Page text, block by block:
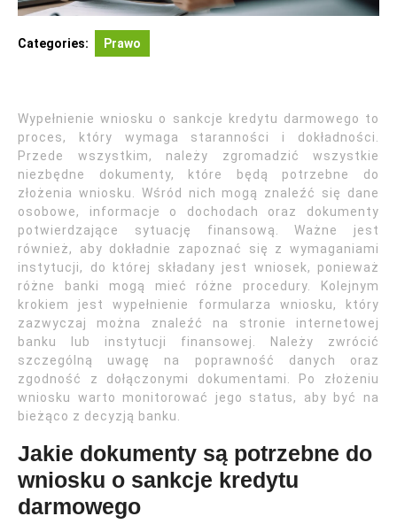
Categories: Prawo
Wypełnienie wniosku o sankcje kredytu darmowego to
proces, który wymaga staranności i dokładności.
Przede wszystkim, należy zgromadzić wszystkie
niezbędne dokumenty, które będą potrzebne do
złożenia wniosku. Wśród nich mogą znaleźć się dane
osobowe, informacje o dochodach oraz dokumenty
potwierdzające sytuację finansową. Ważne jest
również, aby dokładnie zapoznać się z wymaganiami
instytucji, do której składany jest wniosek, ponieważ
różne banki mogą mieć różne procedury. Kolejnym
krokiem jest wypełnienie formularza wniosku, który
zazwyczaj można znaleźć na stronie internetowej
banku lub instytucji finansowej. Należy zwrócić
szczególną uwagę na poprawność danych oraz
zgodność z dołączonymi dokumentami. Po złożeniu
wniosku warto monitorować jego status, aby być na
bieżąco z decyzją banku.
Jakie dokumenty są potrzebne do
wniosku o sankcje kredytu
darmowego